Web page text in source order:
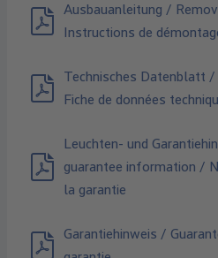
Ausbauanleitung /
Instructions de
Technisches Datenblatt
Fiche de données
Leuchten- und
guarantee information /
la garantie
Garantiehinweis /